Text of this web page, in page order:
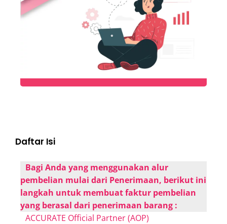
Daftar Isi
Bagi Anda yang menggunakan alur
pembelian mulai dari Penerimaan, berikut ini
langkah untuk membuat faktur pembelian
yang berasal dari penerimaan barang :
ACCURATE Official Partner (AOP)